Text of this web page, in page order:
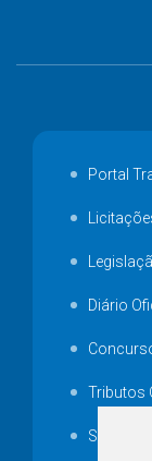
Portal
Diário
Tributos
Serviços